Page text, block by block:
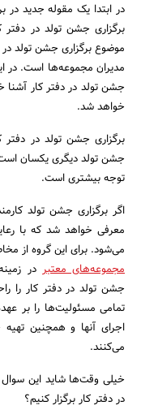
در ابتدا یک مقوله جدید در
برگزاری جشن تولد در دفتر
موضوع برگزاری جشن تولد
مدیران مجموعه‌ها است. در
جشن تولد در دفتر کار
خواهد شد.
برگزاری جشن تولد در
جشن تولد دیگری یکسان
توجه بیشتری است.
اگر برگزاری جشن تولد
معرفی خواهد شد که با
می‌شود. برای این گروه از
مجموعه‌های معتبر در
جشن تولد در دفتر کار را
تمامی مسئولیت‌ها را بر
اجرای آنها و همچنین
می‌کنند.
خیلی وقت‌ها شاید این سوال
در دفتر کار برگزار کنیم؟